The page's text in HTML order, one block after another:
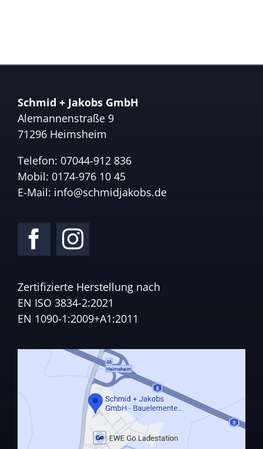
Schmid + Jakobs GmbH
Alemannenstraße 9
71296 Heimsheim
Telefon: 07044-912 836
Mobil: 0174-976 10 45
E-Mail: info@schmidjakobs.de
Zertifizierte Herstellung nach
EN ISO 3834-2:2021
EN 1090-1:2009+A1:2011